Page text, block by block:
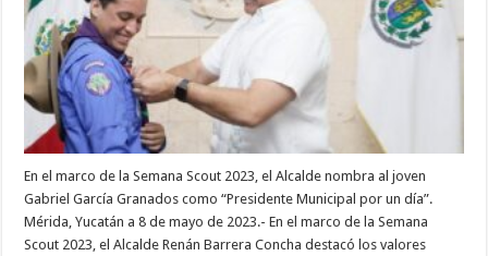
En el marco de la Semana Scout 2023, el Alcalde nombra al joven
Gabriel García Granados como “Presidente Municipal por un día”.
Mérida, Yucatán a 8 de mayo de 2023.- En el marco de la Semana
Scout 2023, el Alcalde Renán Barrera Concha destacó los valores